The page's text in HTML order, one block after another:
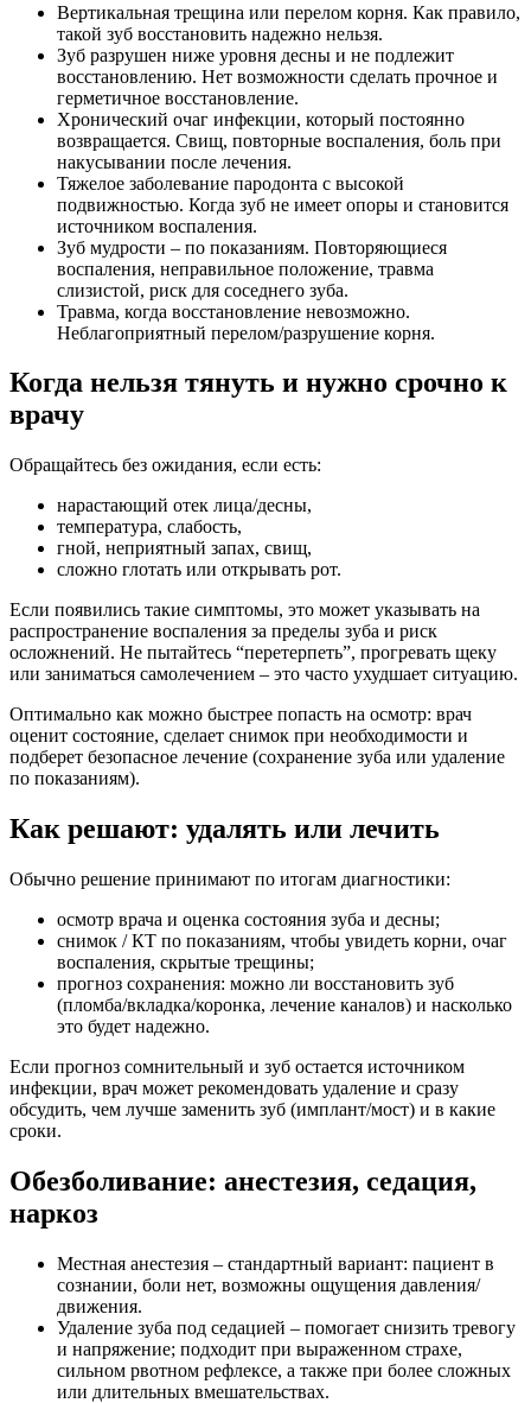
Вертикальная трещина или перелом корня. Как правило,
такой зуб восстановить надежно нельзя.
Зуб разрушен ниже уровня десны и не подлежит
восстановлению. Нет возможности сделать прочное и
герметичное восстановление.
Хронический очаг инфекции, который постоянно
возвращается. Свищ, повторные воспаления, боль при
накусывании после лечения.
Тяжелое заболевание пародонта с высокой
подвижностью. Когда зуб не имеет опоры и становится
источником воспаления.
Зуб мудрости – по показаниям. Повторяющиеся
воспаления, неправильное положение, травма
слизистой, риск для соседнего зуба.
Травма, когда восстановление невозможно.
Неблагоприятный перелом/разрушение корня.
Когда нельзя тянуть и нужно срочно к
врачу
Обращайтесь без ожидания, если есть:
нарастающий отек лица/десны,
температура, слабость,
гной, неприятный запах, свищ,
сложно глотать или открывать рот.
Если появились такие симптомы, это может указывать на
распространение воспаления за пределы зуба и риск
осложнений. Не пытайтесь “перетерпеть”, прогревать щеку
или заниматься самолечением – это часто ухудшает ситуацию.
Оптимально как можно быстрее попасть на осмотр: врач
оценит состояние, сделает снимок при необходимости и
подберет безопасное лечение (сохранение зуба или удаление
по показаниям).
Как решают: удалять или лечить
Обычно решение принимают по итогам диагностики:
осмотр врача и оценка состояния зуба и десны;
снимок / КТ по показаниям, чтобы увидеть корни, очаг
воспаления, скрытые трещины;
прогноз сохранения: можно ли восстановить зуб
(пломба/вкладка/коронка, лечение каналов) и насколько
это будет надежно.
Если прогноз сомнительный и зуб остается источником
инфекции, врач может рекомендовать удаление и сразу
обсудить, чем лучше заменить зуб (имплант/мост) и в какие
сроки.
Обезболивание: анестезия, седация,
наркоз
Местная анестезия – стандартный вариант: пациент в
сознании, боли нет, возможны ощущения давления/
движения.
Удаление зуба под седацией – помогает снизить тревогу
и напряжение; подходит при выраженном страхе,
сильном рвотном рефлексе, а также при более сложных
или длительных вмешательствах.